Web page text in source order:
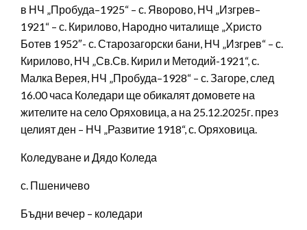
в НЧ „Пробуда–1925“ – с. Яворово, НЧ „Изгрев–
1921“ – с. Кирилово, Народно читалище „Христо
Ботев 1952″- с. Старозагорски бани, НЧ „Изгрев“ – с.
Кирилово, НЧ „Св.Св. Кирил и Методий-1921“, с.
Малка Верея, НЧ „Пробуда–1928“ – с. Загоре, след
16.00 часа Коледари ще обикалят домовете на
жителите на село Оряховица, а на 25.12.2025г. през
целият ден – НЧ „Развитие 1918“, с. Оряховица.
Коледуване и Дядо Коледа
с. Пшеничево
Бъдни вечер – коледари